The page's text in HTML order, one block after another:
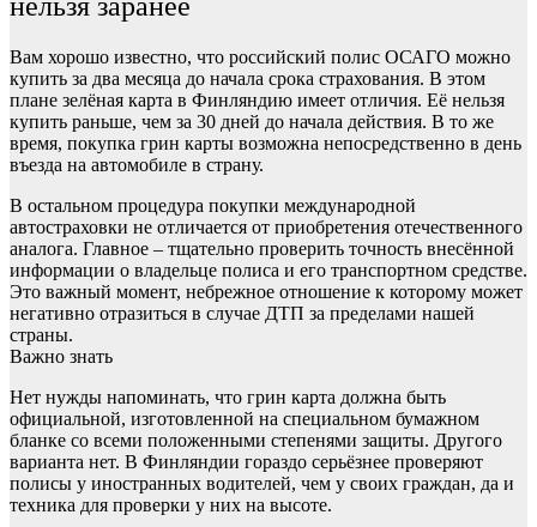
Вам хорошо известно, что российский полис ОСАГО можно
купить за два месяца до начала срока страхования. В этом
плане зелёная карта в Финляндию имеет отличия. Её нельзя
купить раньше, чем за 30 дней до начала действия. В то же
время, покупка грин карты возможна непосредственно в день
въезда на автомобиле в страну.
В остальном процедура покупки международной
автостраховки не отличается от приобретения отечественного
аналога. Главное – тщательно проверить точность внесённой
информации о владельце полиса и его транспортном средстве.
Это важный момент, небрежное отношение к которому может
негативно отразиться в случае ДТП за пределами нашей
страны.
Важно знать
Нет нужды напоминать, что грин карта должна быть
официальной, изготовленной на специальном бумажном
бланке со всеми положенными степенями защиты. Другого
варианта нет. В Финляндии гораздо серьёзнее проверяют
полисы у иностранных водителей, чем у своих граждан, да и
техника для проверки у них на высоте.